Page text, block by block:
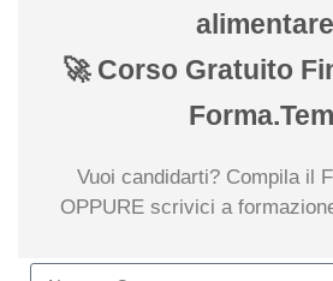
🚀 Corso Gratuito
Vuoi candidarti? Compila il
OPPURE scrivici a